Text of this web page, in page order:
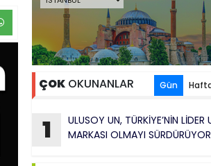
ÇOK OKUNANLAR Gün
1
ULUSOY UN, TÜRKİYE’NİN LİDER
MARKASI OLMAYI SÜRDÜRÜYOR